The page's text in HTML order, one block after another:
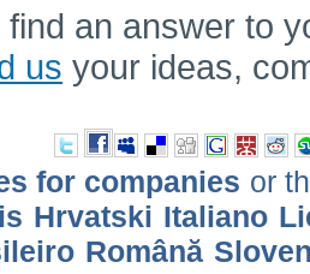
find an answer to
us your ideas,
for companies or
Hrvatski Italiano
Română